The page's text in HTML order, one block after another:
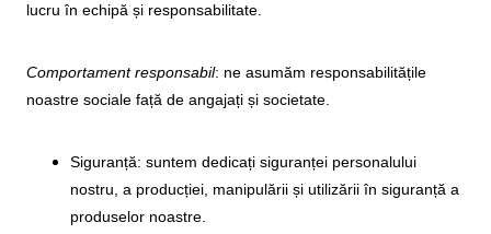
lucru în echipă și responsabilitate.
Comportament responsabil: ne asumăm responsabilitățile
noastre sociale față de angajați și societate.
Siguranță: suntem dedicați siguranței personalului
nostru, a producției, manipulării și utilizării în siguranță a
produselor noastre.